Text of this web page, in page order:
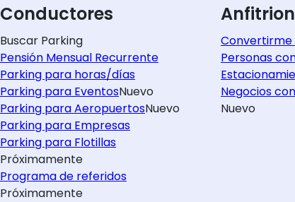
Conductores
Buscar Parking
Pensión Mensual Recurrente
Parking para horas/días
Parking para EventosNuevo
Parking para AeropuertosNuevo
Parking para Empresas
Parking para Flotillas
Próximamente
Programa de referidos
Próximamente
Personas
Negocios
Nuevo